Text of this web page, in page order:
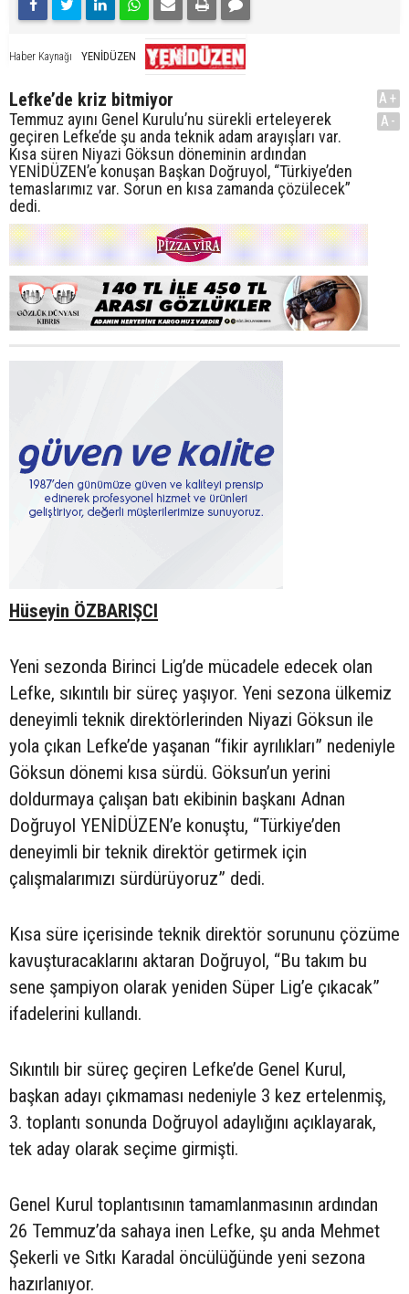
Haber Kaynağı YENİDÜZEN
Lefke’de kriz bitmiyor
Temmuz ayını Genel Kurulu’nu sürekli erteleyerek
geçiren Lefke’de şu anda teknik adam arayışları var.
Kısa süren Niyazi Göksun döneminin ardından
YENİDÜZEN’e konuşan Başkan Doğruyol, “Türkiye’den
temaslarımız var. Sorun en kısa zamanda çözülecek”
dedi.
A+
A-
Hüseyin ÖZBARIŞCI
Yeni sezonda Birinci Lig’de mücadele edecek olan
Lefke, sıkıntılı bir süreç yaşıyor. Yeni sezona ülkemiz
deneyimli teknik direktörlerinden Niyazi Göksun ile
yola çıkan Lefke’de yaşanan “fikir ayrılıkları” nedeniyle
Göksun dönemi kısa sürdü. Göksun’un yerini
doldurmaya çalışan batı ekibinin başkanı Adnan
Doğruyol YENİDÜZEN’e konuştu, “Türkiye’den
deneyimli bir teknik direktör getirmek için
çalışmalarımızı sürdürüyoruz” dedi.
Kısa süre içerisinde teknik direktör sorununu çözüme
kavuşturacaklarını aktaran Doğruyol, “Bu takım bu
sene şampiyon olarak yeniden Süper Lig’e çıkacak”
ifadelerini kullandı.
Sıkıntılı bir süreç geçiren Lefke’de Genel Kurul,
başkan adayı çıkmaması nedeniyle 3 kez ertelenmiş,
3. toplantı sonunda Doğruyol adaylığını açıklayarak,
tek aday olarak seçime girmişti.
Genel Kurul toplantısının tamamlanmasının ardından
26 Temmuz’da sahaya inen Lefke, şu anda Mehmet
Şekerli ve Sıtkı Karadal öncülüğünde yeni sezona
hazırlanıyor.